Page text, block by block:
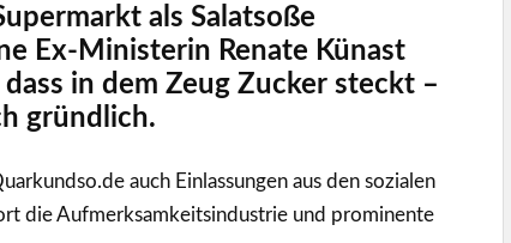
als Salatsoße
Ex-Ministerin Renate Künast
in dem Zeug Zucker steckt –
gründlich.
auch Einlassungen aus den sozialen
die Aufmerksamkeitsindustrie und prominente